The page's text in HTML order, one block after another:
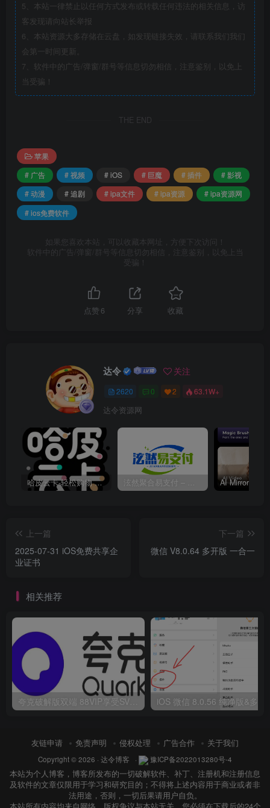
5、本站一律禁止以任何方式发布或转载任何违法的相关信息，访
客发现请向站长举报
6、本站资源大多存储在云盘，如发现链接失效，请联系我们我们
会第一时间更新。
7、软件中的广告/弹窗/群号等信息切勿相信，注意鉴别，以免上
当受骗！
THE END
苹果
# 广告
# 视频 # iOS # 巨魔 # 插件
# 影视
# 动漫
# 追剧 # ipa文件 # ipa资源
# ipa资源网
# ios免费软件
如果您喜欢本站，可以收藏本网址，方便下次访问！
软件中的广告/弹窗/群号等信息切勿相信，注意鉴别，以免上当
受骗！
点赞 6 分享 收藏
达令 关注
2620 0 2 63.1W+
达令资源网
哈皮云卡-轻松购物 即买即发 泫然聚合易支付 – 行业领先的免签约支付平台
上一篇
2025-07-31 iOS免费共享企
业证书
下一篇
微信 V8.0.64 多开版 一合一
相关推荐
夸克破解版双端 88VIP享受SVIP权限
友链申请 免责声明 侵权处理 广告合作 关于我们
Copyright © 2026 · 达令博客 · 豫ICP备2022013280号-4
本站为个人博客，博客所发布的一切破解软件、补丁、注册机和注册信息
及软件的文章仅限用于学习和研究目的；不得将上述内容用于商业或者非
法用途，否则，一切后果请用户自负。